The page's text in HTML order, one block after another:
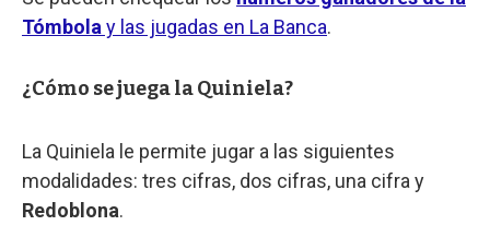
Tómbola y las jugadas en La Banca.
¿Cómo se juega la Quiniela?
La Quiniela le permite jugar a las siguientes
modalidades: tres cifras, dos cifras, una cifra y
Redoblona.